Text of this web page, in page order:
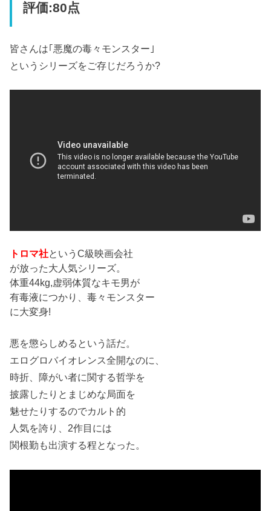
評価:80点
皆さんは｢悪魔の毒々モンスター｣
というシリーズをご存じだろうか?
トロマ社というC級映画会社
が放った大人気シリーズ。
体重44kg,虚弱体質なキモ男が
有毒液につかり、毒々モンスター
に大変身!
悪を懲らしめるという話だ。
エログロバイオレンス全開なのに、
時折、障がい者に関する哲学を
披露したりとまじめな局面を
魅せたりするのでカルト的
人気を誇り、2作目には
関根勤も出演する程となった。